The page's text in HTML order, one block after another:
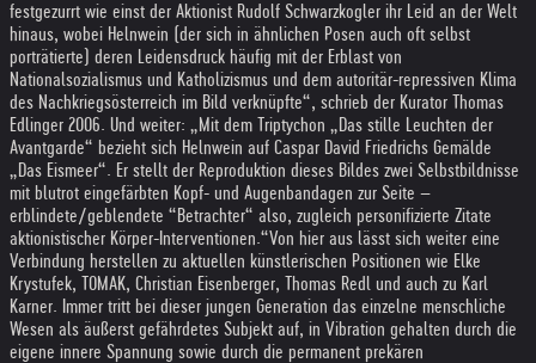
festgezurrt wie einst der Aktionist Rudolf Schwarzkogler ihr Leid an der Welt
hinaus, wobei Helnwein (der sich in ähnlichen Posen auch oft selbst
porträtierte) deren Leidensdruck häufig mit der Erblast von
Nationalsozialismus und Katholizismus und dem autoritär-repressiven Klima
des Nachkriegsösterreich im Bild verknüpfte“, schrieb der Kurator Thomas
Edlinger 2006. Und weiter: „Mit dem Triptychon „Das stille Leuchten der
Avantgarde“ bezieht sich Helnwein auf Caspar David Friedrichs Gemälde
„Das Eismeer“. Er stellt der Reproduktion dieses Bildes zwei Selbstbildnisse
mit blutrot eingefärbten Kopf- und Augenbandagen zur Seite –
erblindete/geblendete “Betrachter“ also, zugleich personifizierte Zitate
aktionistischer Körper-Interventionen.“Von hier aus lässt sich weiter eine
Verbindung herstellen zu aktuellen künstlerischen Positionen wie Elke
Krystufek, TOMAK, Christian Eisenberger, Thomas Redl und auch zu Karl
Karner. Immer tritt bei dieser jungen Generation das einzelne menschliche
Wesen als äußerst gefährdetes Subjekt auf, in Vibration gehalten durch die
eigene innere Spannung sowie durch die permanent prekären